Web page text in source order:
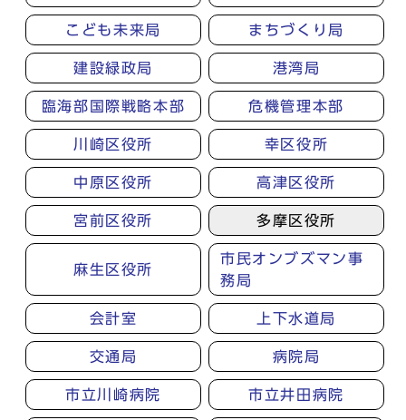
こども未来局 まちづくり局
建設緑政局 港湾局
臨海部国際戦略本部 危機管理本部
川崎区役所 幸区役所
中原区役所 高津区役所
宮前区役所 多摩区役所
麻生区役所
市民オンブズマン事
務局
会計室 上下水道局
交通局 病院局
市立川崎病院 市立井田病院